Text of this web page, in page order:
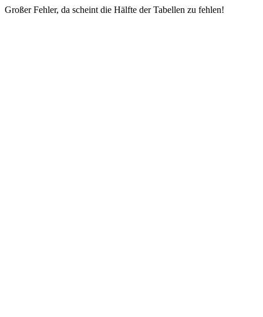
Großer Fehler, da scheint die Hälfte der Tabellen zu fehlen!